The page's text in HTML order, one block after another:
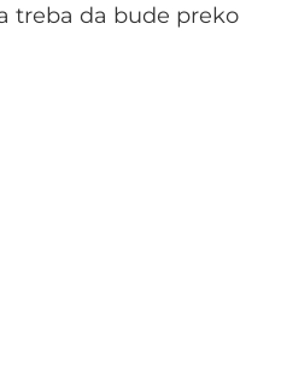
treba da bude preko